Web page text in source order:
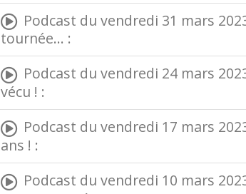
Podcast du vendredi 31 mars
tournée... :
Podcast du vendredi 24 mars
vécu ! :
Podcast du vendredi 17 mars
ans ! :
Podcast du vendredi 10 mars